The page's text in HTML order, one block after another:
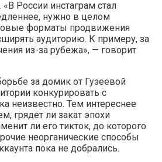
России инстаграм стал
нужно в целом
форматы продвижения
аудиторию. К примеру, за
из-за рубежа», — говорит
за домик от Гузеевой
конкурировать с
неизвестно. Тем интереснее
грядет ли закат эпохи
ли его тикток, до которого
неорганические способы
пока не добрались.